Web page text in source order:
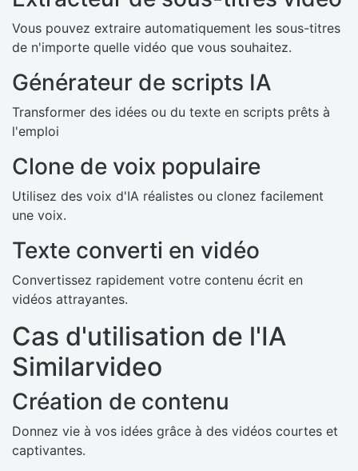
Vous pouvez extraire automatiquement les sous-titres
de n'importe quelle vidéo que vous souhaitez.
Générateur de scripts IA
Transformer des idées ou du texte en scripts prêts à
l'emploi
Clone de voix populaire
Utilisez des voix d'IA réalistes ou clonez facilement
une voix.
Texte converti en vidéo
Convertissez rapidement votre contenu écrit en
vidéos attrayantes.
Cas d'utilisation de l'IA
Similarvideo
Création de contenu
Donnez vie à vos idées grâce à des vidéos courtes et
captivantes.